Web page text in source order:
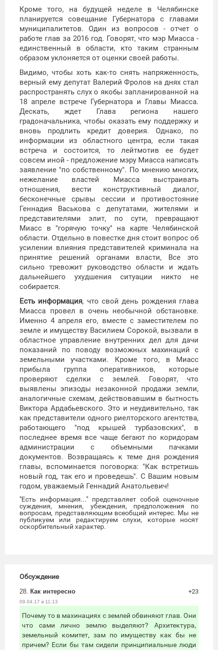
Кроме того, на будущей неделе в Челябинске
планируется совещание Губернатора с главами
муниципалитетов. Один из вопросов - отчет о
работе глав за 2016 год. Говорят, что мэр Миасса -
единственный в области, кто таким странным
образом уклоняется от оценки своей работы.
Видимо, чтобы хоть как-то снять напряженность,
верный ему депутат Валерий Фролов на днях стал
распространять слух о якобы запланированной на
18 апреле встрече Губернатора и Главы Миасса.
Дескать, ждет Глава региона нашего
градоначальника, чтобы оказать ему поддержку и
вновь продлить кредит доверия. Однако, по
информации из областного центра, если такая
встреча и состоится, то лейтмотив ее будет
совсем иной - предложение мэру Миасса написать
заявление "по собственному". По мнению многих,
нежелание властей Миасса выстраивать
отношения, вести конструктивный диалог,
бесконечные срывы сессии и противостояние
Геннадия Васькова с депутатами, жителями и
представителями элит, по сути, превращают
Миасс в "горячую точку" на карте Челябинской
области. Отдельно в повестке дня стоит вопрос об
усилении влияния представителей криминала на
принятие решений органами власти, Все это
сильно тревожит руководство области и ждать
дальнейшего ухудшения ситуации никто не
собирается.
Есть информация, что свой день рождения глава
Миасса провел в очень необычной обстановке.
Именно 4 апреля его, вместе с заместителем по
земле и имуществу Василием Сорокой, вызвали в
областное управление внутренних дел для дачи
показаний по поводу возможных махинаций с
земельными участками. Кроме того, в Миасс
прибыла группа оперативников, которые
проверяют сделки с землей. Говорят, что
выявлены эпизоды незаконной продажи земли,
аналогичные схемам, действовавшим в бытность
Виктора Ардабьевского. Это и неудивительно, так
как представители одного риелторского агентства,
работающего "под крышей турбазовских", в
последнее время все чаще бегают по коридорам
администрации с объемными пачками
документов. Возвращаясь к теме дня рождения
главы, вспоминается поговорка: "Как встретишь
новый год, так его и проведешь". С Вашим новым
годом, уважаемый Геннадий Анатольевич!
"Есть информация..." представляет собой оценочные
суждения, мнения, убеждения, предположения по
вопросам, представляющим всеобщий интерес. Мы не
публикуем или редактируем слухи, которые носят
оскорбительный характер.
Обсуждение
28. Как интересно
09.04.17 в 11:13
+23
Почему то в махинациях с землей обвиняют глав. Они
что сами лично землю выделяют? Архитектура,
земельный комитет, зам по имуществу как бы не
причем? Если бы там сидели принципиальные люди